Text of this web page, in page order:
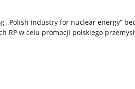
„Polish industry for nuclear energy”
RP w celu promocji polskiego